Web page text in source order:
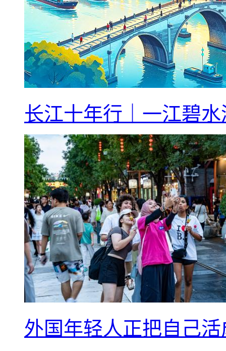
长江十年行｜一江碧
外国年轻人正把自己活